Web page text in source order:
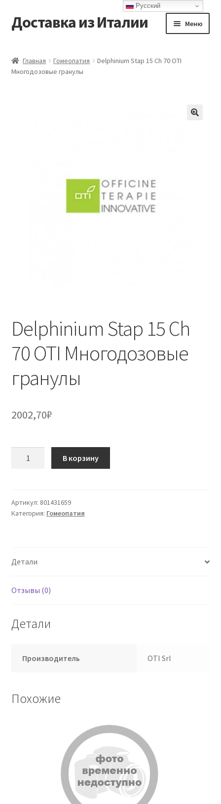
Перейти
к
Перейти
к
Доставка из Италии Меню
Доставка
Оформление заказа
Главная Гомеопатия
Delphinium Stap 15 Ch 70 OTI
Многодозовые гранулы
Delphinium Stap 15 Ch
70 OTI Многодозовые
гранулы
2002,70₽
15
Ch
гранулы
В корзину
Артикул: 801431659
Категория: Гомеопатия
Детали
Отзывы (0)
Детали
Производитель OTI Srl
Похожие
Русский